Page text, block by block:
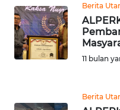
Berita
11 bulan
Berita
PEDOMAN
MEDIA
SIBER
KARIR